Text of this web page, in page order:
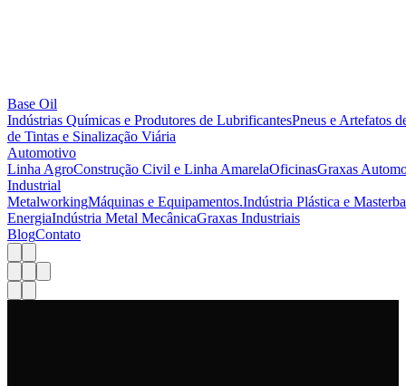
Base Oil
Indústrias Químicas e Produtores de LubrificantesPneus e Artefatos
de Tintas e Sinalização Viária
Automotivo
Linha AgroConstrução Civil e Linha AmarelaOficinasGraxas
Industrial
MetalworkingMáquinas e Equipamentos.Indústria Plástica e
EnergiaIndústria Metal MecânicaGraxas Industriais
BlogContato